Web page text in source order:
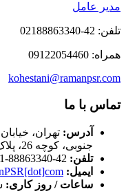
مدیر عامل
تلفن: 42-02188863340
همراه: 09122054460
kohestani@ramanpsr.com
تماس با ما
آدرس: تهران،
جنوبی، کوچه 26، پلاک 6، واحد 7
تلفن: 42-88863340-021
ایمیل:
ساعات / روز کاری: